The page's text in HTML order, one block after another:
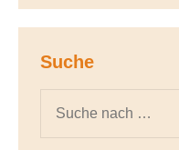
Suche